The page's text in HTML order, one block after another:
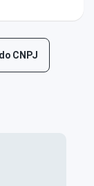
CNPJ